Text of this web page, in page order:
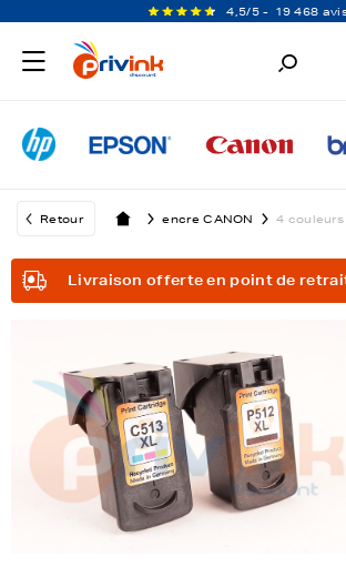
4,5/5 - 19 468
Retour encre CANON 4 couleurs
Livraison offerte en point de